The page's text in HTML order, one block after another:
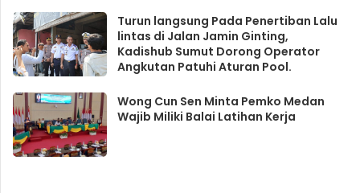
Turun langsung Pada Penertiban Lalu
lintas di Jalan Jamin Ginting,
Kadishub Sumut Dorong Operator
Angkutan Patuhi Aturan Pool.
Wong Cun Sen Minta Pemko Medan
Wajib Miliki Balai Latihan Kerja